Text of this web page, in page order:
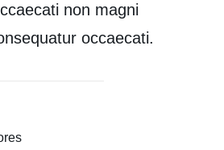
non magni
occaecati.